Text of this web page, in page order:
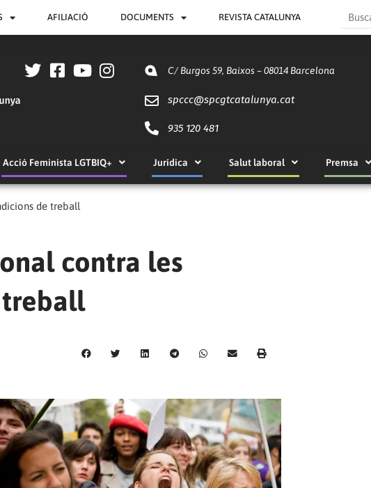
AFILIACIÓ DOCUMENTS REVISTA CATALUNYA Search
C/ Burgos 59, Baixos – 08014 Barcelona
spccc@spcgtcatalunya.cat
935 120 481
Acció Feminista LGTBIQ+ Jurídica Salut laboral Premsa
de treball
contra les
treball